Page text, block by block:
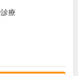
療